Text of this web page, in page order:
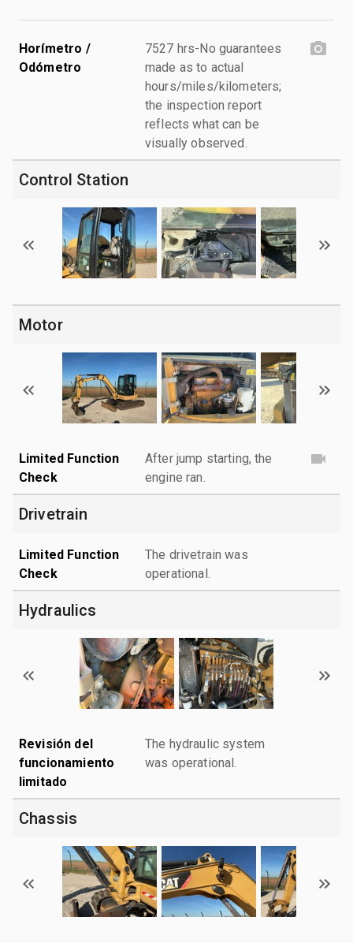
Horímetro /
Odómetro
7527 hrs-No guarantees
made as to actual
hours/miles/kilometers;
the inspection report
reflects what can be
visually observed.
Control Station
Motor
Limited Function
Check
After jump starting, the
engine ran.
Drivetrain
Limited Function
Check
The drivetrain was
operational.
Hydraulics
Revisión del
funcionamiento
limitado
The hydraulic system
was operational.
Chassis